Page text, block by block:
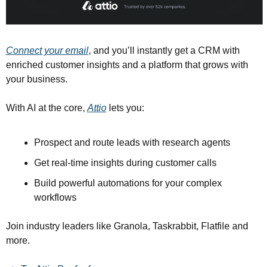
Connect your email, and you’ll instantly get a CRM with
enriched customer insights and a platform that grows with
your business.
With AI at the core, Attio lets you:
Prospect and route leads with research agents
Get real-time insights during customer calls
Build powerful automations for your complex
workflows
Join industry leaders like Granola, Taskrabbit, Flatfile and
more.